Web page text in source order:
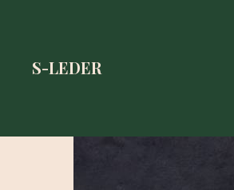
S-LEDER
S-LEDER